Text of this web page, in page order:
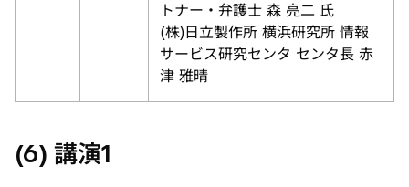
トナー・弁護士 森 亮二 氏
(株)日立製作所 横浜研究所 情報
サービス研究センタ センタ長 赤
津 雅晴
(6) 講演1